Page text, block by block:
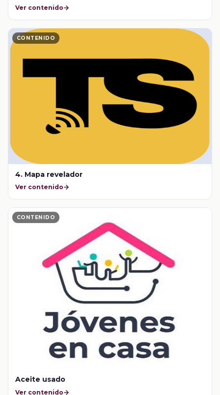
Ver contenido
CONTENIDO
4. Mapa revelador
Ver contenido
CONTENIDO
Aceite usado
Ver contenido